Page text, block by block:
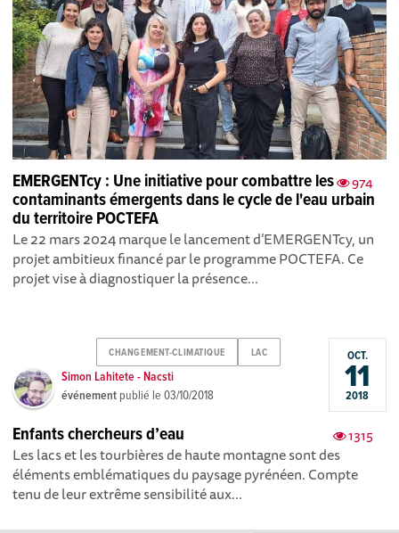
974
EMERGENTcy : Une initiative pour combattre les
contaminants émergents dans le cycle de l'eau urbain
du territoire POCTEFA
Le 22 mars 2024 marque le lancement d’EMERGENTcy, un
projet ambitieux financé par le programme POCTEFA. Ce
projet vise à diagnostiquer la présence...
CHANGEMENT-CLIMATIQUE LAC
Simon Lahitete - Nacsti
événement publié le03/10/2018
OCT.
11
2018
1315
Enfants chercheurs d’eau
Les lacs et les tourbières de haute montagne sont des
éléments emblématiques du paysage pyrénéen. Compte
tenu de leur extrême sensibilité aux...